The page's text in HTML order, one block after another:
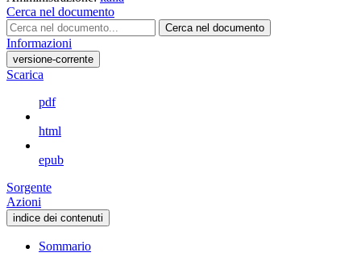
Cerca nel documento
Cerca nel documento
Informazioni
versione-corrente
Scarica
pdf
html
epub
Sorgente
Azioni
indice dei contenuti
Sommario